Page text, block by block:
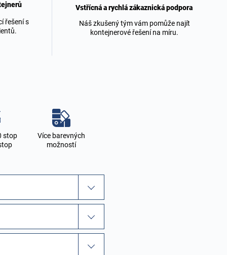
řešení s
Vstřícná a rychlá zákaznická podpora
Náš zkušený tým vám pomůže najít
kontejnerové řešení na míru.
stop
Více barevných
možností